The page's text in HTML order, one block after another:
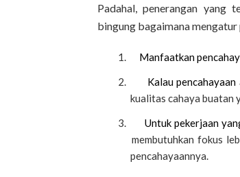
Padahal, penerangan yang
bingung bagaimana
Manfaatkan
Kalau
kualitas cahaya buatan
Untuk pekerjaan
membutuhkan
pencahayaannya.